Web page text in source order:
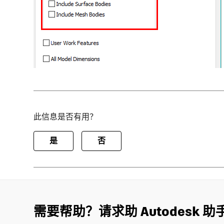
此信息是否有用？
是 否
需要帮助？请求助 Autodesk 助